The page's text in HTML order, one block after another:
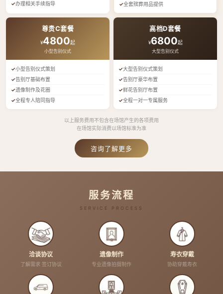
办理相关手续指导
全套殡葬用品提供
尊贵C套餐
¥4800起
小型告别仪式
小型告别仪式策划
告别厅基础布置
遗像制作及花圈
全程专人陪同指导
高档D套餐
¥6800起
大型告别仪式
大型告别仪式策划
告别厅豪华布置
鲜花告别厅布置
全程一对一专属服务
以上服务费用不包含在场馆产生的各项费用
在场馆实际消费以场馆标准为准
咨询了解更多
服务流程
SERVICE PROCESS
洽谈协议
了解需求 签订协议
遗像制作
专业遗像拍摄制作
寿衣穿戴
协助穿戴寿衣